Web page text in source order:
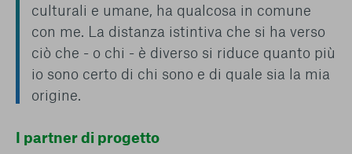
culturali e umane, ha qualcosa in comune
con me. La distanza istintiva che si ha verso
ciò che - o chi - è diverso si riduce quanto più
io sono certo di chi sono e di quale sia la mia
origine.
I partner di progetto